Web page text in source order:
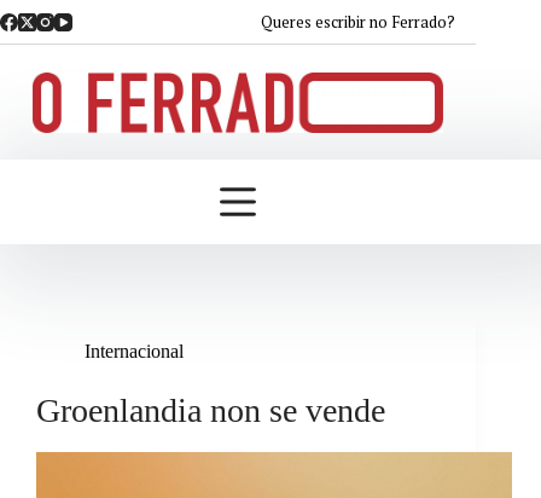
Saltar
ao
Queres escribir no Ferrado?
Internacional
Groenlandia non se vende